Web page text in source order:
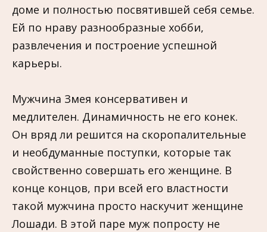
доме и полностью посвятившей себя семье.
Ей по нраву разнообразные хобби,
развлечения и построение успешной
карьеры.
Мужчина Змея консервативен и
медлителен. Динамичность не его конек.
Он вряд ли решится на скоропалительные
и необдуманные поступки, которые так
свойственно совершать его женщине. В
конце концов, при всей его властности
такой мужчина просто наскучит женщине
Лошади. В этой паре муж попросту не